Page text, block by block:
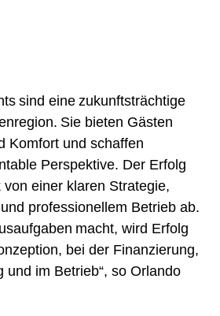
sind eine zukunftsträchtige
Sie bieten Gästen
Komfort und schaffen
Perspektive. Der Erfolg
einer klaren Strategie,
professionellem Betrieb ab.
macht, wird Erfolg
bei der Finanzierung,
und im Betrieb“, so Orlando